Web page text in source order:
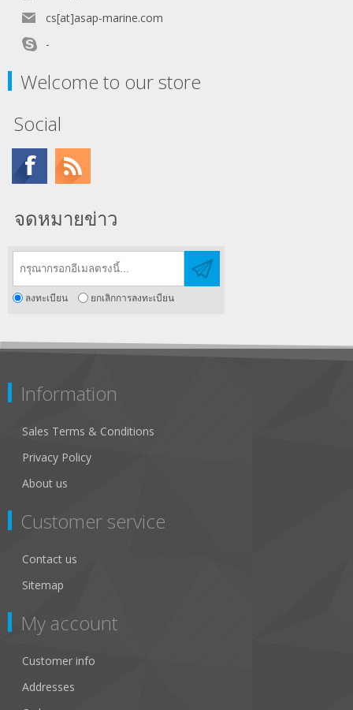
cs[at]asap-marine.com
-
Welcome to our store
Social
จดหมายข่าว
ลงทะเบียน ยกเลิกการลงทะเบียน
Information
Sales Terms & Conditions
Privacy Policy
About us
Customer service
Contact us
Sitemap
My account
Customer info
Addresses